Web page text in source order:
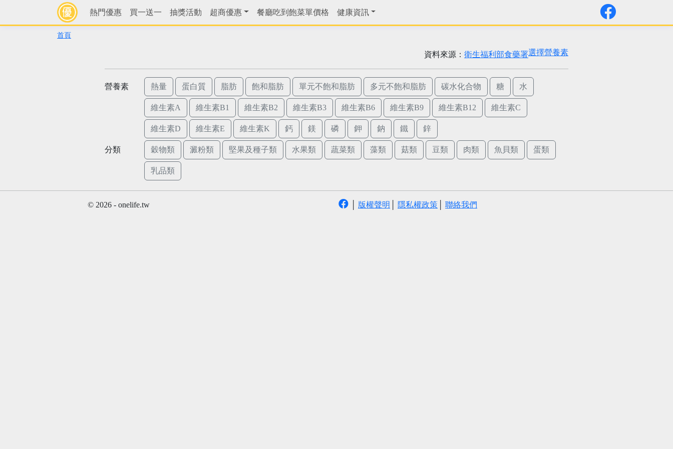
熱門優惠 買一送一 抽獎活動 超商優惠 餐廳吃到飽菜單價格 健康資訊
首頁
選擇營養素
資料來源： 衛生福利部食藥署
營養素 熱量 蛋白質 脂肪 飽和脂肪 單元不飽和脂肪 多元不飽和脂肪 碳水化合物 糖 水
維生素A 維生素B1 維生素B2 維生素B3 維生素B6 維生素B9 維生素B12 維生素C
維生素D 維生素E 維生素K 鈣 鎂 磷 鉀 鈉 鐵 鋅
分類 穀物類 澱粉類 堅果及種子類 水果類 蔬菜類 藻類 菇類 豆類 肉類 魚貝類 蛋類
乳品類
© 2026 - onelife.tw 版權聲明 隱私權政策 聯絡我們